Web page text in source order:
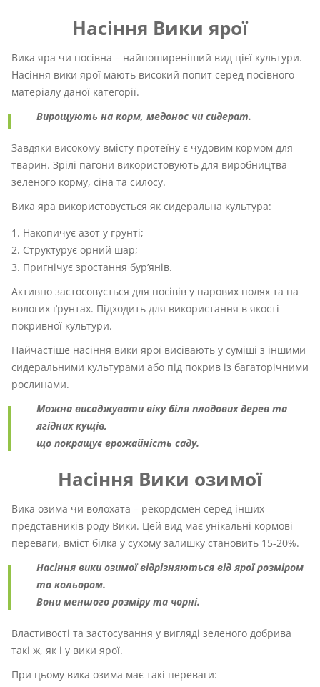
Насіння Вики ярої
Вика яра чи посівна – найпоширеніший вид цієї культури.
Насіння вики ярої мають високий попит серед посівного
матеріалу даної категорії.
Вирощують на корм, медонос чи сидерат.
Завдяки високому вмісту протеїну є чудовим кормом для
тварин. Зрілі пагони використовують для виробництва
зеленого корму, сіна та силосу.
Вика яра використовується як сидеральна культура:
Накопичує азот у грунті;
Структурує орний шар;
Пригнічує зростання бур’янів.
Активно застосовується для посівів у парових полях та на
вологих ґрунтах. Підходить для використання в якості
покривної культури.
Найчастіше насіння вики ярої висівають у суміші з іншими
сидеральними культурами або під покрив із багаторічними
рослинами.
Можна висаджувати віку біля плодових дерев та
ягідних кущів,
що покращує врожайність саду.
Насіння Вики озимої
Вика озима чи волохата – рекордсмен серед інших
представників роду Вики. Цей вид має унікальні кормові
переваги, вміст білка у сухому залишку становить 15-20%.
Насіння вики озимої відрізняються від ярої розміром
та кольором.
Вони меншого розміру та чорні.
Властивості та застосування у вигляді зеленого добрива
такі ж, як і у вики ярої.
При цьому вика озима має такі переваги: